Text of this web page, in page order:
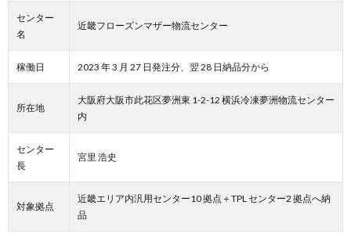
センター
名
近畿フローズンマザー物流センター
稼働日 2023 年 3 月 27 日発注分、翌 28 日納品分から
所在地
大阪府大阪市此花区夢洲東 1-2-12 横浜冷凍夢洲物流センター
内
センター
長
宮里 浩史
対象拠点
近畿エリア内汎用センター10 拠点＋TPL センター2 拠点へ納
品